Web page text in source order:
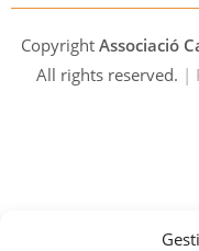
Copyright Associació
All rights reserved. |